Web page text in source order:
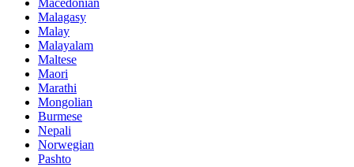
Macedonian
Malagasy
Malay
Malayalam
Maltese
Maori
Marathi
Mongolian
Burmese
Nepali
Norwegian
Pashto